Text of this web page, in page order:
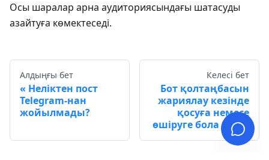
Осы шаралар арна аудиториясындағы шатасуды
азайтуға көмектеседі.
Алдыңғы бет
Неліктен пост
Telegram-нан
жойылмады?
Келесі бет
Бот қолтаңбасын
жариялау кезінде
қосуға немесе
өшіруге бола ма?